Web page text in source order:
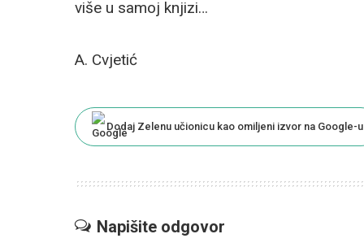
više u samoj knjizi…
A. Cvjetić
Dodaj Zelenu učionicu kao omiljeni izvor na Google-u
Napišite odgovor